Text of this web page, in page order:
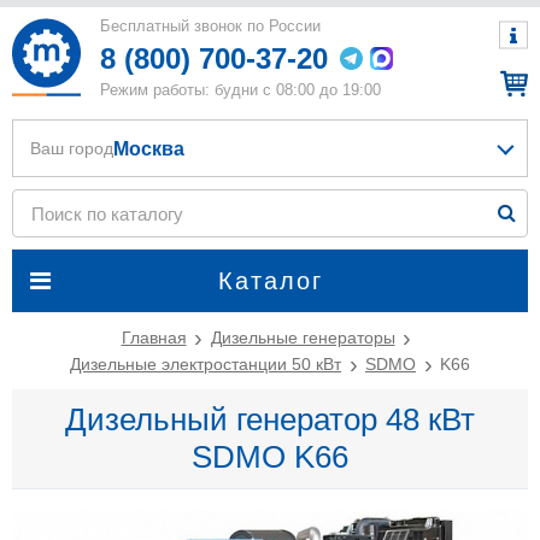
Бесплатный звонок по России
8 (800) 700-37-20
Режим работы: будни с 08:00 до 19:00
Каталог
Ваш город Москва
Главная
Дизельные генераторы
Дизельные электростанции 50 кВт
SDMO K66
Дизельный генератор 48 кВт
SDMO K66